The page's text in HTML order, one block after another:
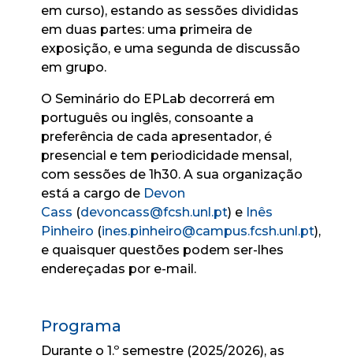
em curso), estando as sessões divididas
em duas partes: uma primeira de
exposição, e uma segunda de discussão
em grupo.
O Seminário do EPLab decorrerá em
português ou inglês, consoante a
preferência de cada apresentador, é
presencial e tem periodicidade mensal,
com sessões de 1h30. A sua organização
está a cargo de Devon
Cass (devoncass@fcsh.unl.pt) e Inês
Pinheiro (ines.pinheiro@campus.fcsh.unl.pt),
e quaisquer questões podem ser-lhes
endereçadas por e-mail.
Programa
Durante o 1.º semestre (2025/2026), as